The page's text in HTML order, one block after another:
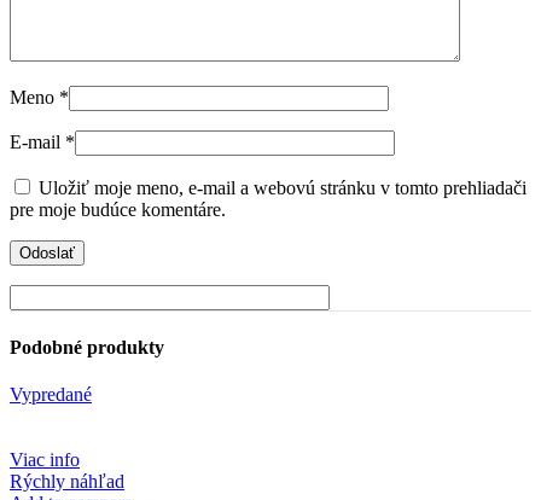
Meno *
E-mail *
Uložiť moje meno, e-mail a webovú stránku v tomto prehliadači
pre moje budúce komentáre.
Podobné produkty
Vypredané
Viac info
Rýchly náhľad